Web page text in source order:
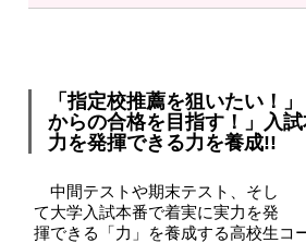
「指定校推薦を狙いたい！
からの合格を目指す！」入
力を発揮できる力を養成!!
中間テストや期末テスト、そし
て大学入試本番で着実に実力を発
揮できる「力」を養成する高校生コ